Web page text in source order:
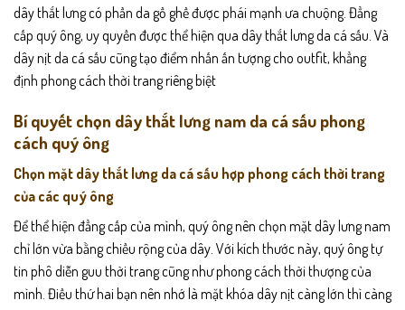
dây thắt lưng có phần da gồ ghề được phái mạnh ưa chuộng. Đẳng
cấp quý ông, uy quyền được thể hiện qua dây thắt lưng da cá sấu. Và
dây nịt da cá sấu cũng tạo điểm nhấn ấn tượng cho outfit, khẳng
định phong cách thời trang riêng biệt
Bí quyết chọn dây thắt lưng nam da cá sấu phong
cách quý ông
Chọn mặt dây thắt lưng da cá sấu hợp phong cách thời trang
của các quý ông
Để thể hiện đẳng cấp của mình, quý ông nên chọn mặt dây lưng nam
chỉ lớn vừa bằng chiều rộng của dây. Với kích thước này, quý ông tự
tin phô diễn guu thời trang cũng như phong cách thời thượng của
mình. Điều thứ hai bạn nên nhớ là mặt khóa dây nịt càng lớn thì càng